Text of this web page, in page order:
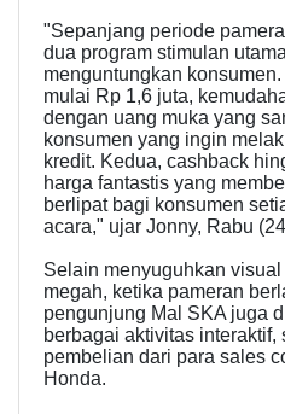
"Sepanjang periode
dua program stimulan
menguntungkan
mulai Rp 1,6 juta,
dengan uang muka yang
konsumen yang ingin
kredit. Kedua, cashback
harga fantastis yang
berlipat bagi konsumen
acara," ujar Jonny, Rabu
Selain menyuguhkan
megah, ketika pameran
pengunjung Mal SKA juga
berbagai aktivitas
pembelian dari para sales
Honda.